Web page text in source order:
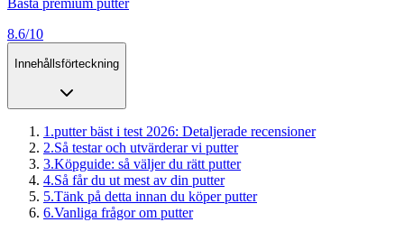
8.6/10
Innehållsförteckning
1 .putter bäst i test 2026: Detaljerade recensioner
2.Så testar och utvärderar vi putter
3.Köpguide: så väljer du rätt putter
4.Så får du ut mest av din putter
5.Tänk på detta innan du köper putter
6.Vanliga frågor om putter